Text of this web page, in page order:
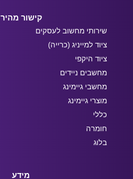
קישור מהיר
שירותי מחשוב לעסקים
ציוד למייניג (כרייה)
ציוד היקפי
מחשבים ניידים
מחשבי גיימינג
מוצרי גיימינג
כללי
חומרה
בלוג
מידע